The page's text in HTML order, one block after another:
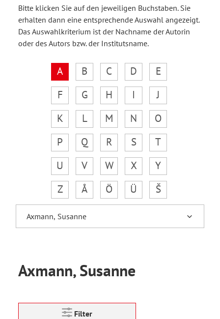
Bitte klicken Sie auf den jeweiligen Buchstaben. Sie
erhalten dann eine entsprechende Auswahl angezeigt.
Das Auswahlkriterium ist der Nachname der Autorin
oder des Autors bzw. der Institutsname.
A B C D
E
F
G H I
J
K
L M N
O
P
Q R S
T
U
V W X
Y
Z
Å Ö Ü Š
Axmann, Susanne
Filter